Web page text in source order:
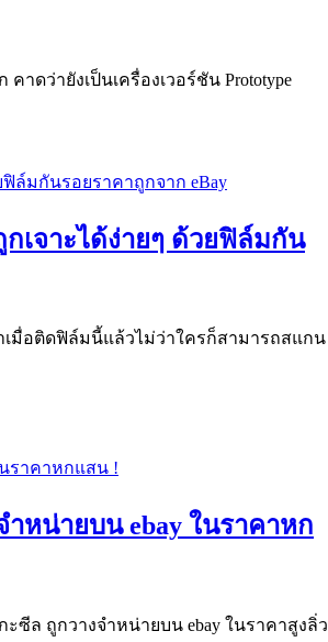
าดว่ายังเป็นเครื่องเวอร์ชัน Prototype
กเจาะได้ง่ายๆ ด้วยฟิล์มกัน
เมื่อติดฟิล์มนี้แล้วไม่ว่าใครก็สามารถสแกน
หน่ายบน ebay ในราคาหก
ะซีล ถูกวางจำหน่ายบน ebay ในราคาสูงลิ่ว